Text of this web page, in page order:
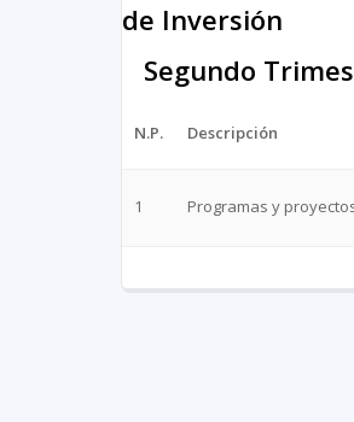
de Inversión
Segundo
N.P. Descripción
1 Programas y